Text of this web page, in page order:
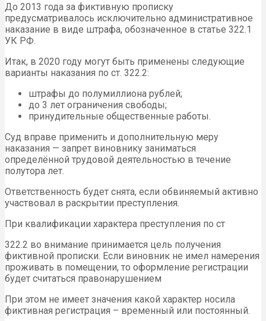
До 2013 года за фиктивную прописку
предусматривалось исключительно административное
наказание в виде штрафа, обозначенное в статье 322.1
УК РФ.
Итак, в 2020 году могут быть применены следующие
варианты наказания по ст. 322.2:
штрафы до полумиллиона рублей;
до 3 лет ограничения свободы;
принудительные общественные работы.
Суд вправе применить и дополнительную меру
наказания — запрет виновнику заниматься
определённой трудовой деятельностью в течение
полутора лет.
Ответственность будет снята, если обвиняемый активно
участвовал в раскрытии преступления.
При квалификации характера преступления по ст
322.2 во внимание принимается цель получения
фиктивной прописки. Если виновник не имел намерения
проживать в помещении, то оформление регистрации
будет считаться правонарушением
При этом не имеет значения какой характер носила
фиктивная регистрация – временный или постоянный.